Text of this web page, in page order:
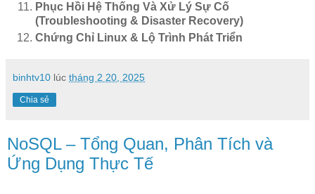
Phục Hồi Hệ Thống Và Xử Lý Sự Cố
(Troubleshooting & Disaster Recovery)
Chứng Chỉ Linux & Lộ Trình Phát Triển
binhtv10 lúc tháng 2 20, 2025
Chia sẻ
NoSQL – Tổng Quan, Phân Tích và
Ứng Dụng Thực Tế